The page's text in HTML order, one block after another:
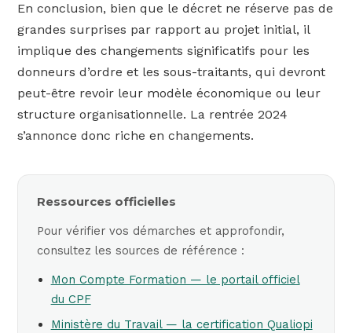
En conclusion, bien que le décret ne réserve pas de
grandes surprises par rapport au projet initial, il
implique des changements significatifs pour les
donneurs d’ordre et les sous-traitants, qui devront
peut-être revoir leur modèle économique ou leur
structure organisationnelle. La rentrée 2024
s’annonce donc riche en changements.
Ressources officielles
Pour vérifier vos démarches et approfondir,
consultez les sources de référence :
Mon Compte Formation — le portail officiel
du CPF
Ministère du Travail — la certification Qualiopi